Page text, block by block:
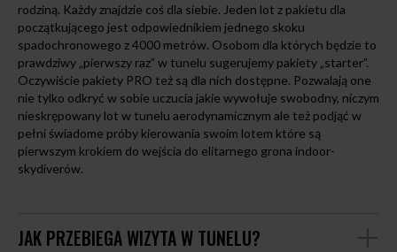
rodziną. Każdy znajdzie coś dla siebie. Jeden lot z pakietu dla
początkującego jest odpowiednikiem jednego skoku
spadochronowego z 4000 metrów. Osobom dla których będzie to
prawdziwy „pierwszy raz” w tunelu sugerujemy pakiety „starter”.
Oczywiście pakiety PRO też są dla nich dostępne. Pozwalają one
nie tylko odkryć w sobie uczucia jakie wywołuje swobodny, niczym
nieskrępowany lot w tunelu aerodynamicznym ale też podjąć w
pełni świadome próby kierowania swoim lotem które są
pierwszym krokiem do wejścia do elitarnego grona indoor-
skydiverów.
JAK PRZEBIEGA WIZYTA W TUNELU?